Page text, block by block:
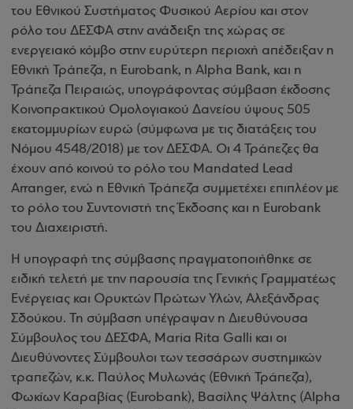
του Εθνικού Συστήματος Φυσικού Αερίου και στον
ρόλο του ΔΕΣΦΑ στην ανάδειξη της χώρας σε
ενεργειακό κόμβο στην ευρύτερη περιοχή απέδειξαν η
Εθνική Τράπεζα, η Eurobank, η Alpha Bank, και η
Τράπεζα Πειραιώς, υπογράφοντας σύμβαση έκδοσης
Κοινοπρακτικού Ομολογιακού Δανείου ύψους 505
εκατομμυρίων ευρώ (σύμφωνα με τις διατάξεις του
Νόμου 4548/2018) με τον ΔΕΣΦΑ. Οι 4 Τράπεζες θα
έχουν από κοινού το ρόλο του Mandated Lead
Arranger, ενώ η Εθνική Τράπεζα συμμετέχει επιπλέον με
το ρόλο του Συντονιστή της Έκδοσης και η Eurobank
του Διαχειριστή.
Η υπογραφή της σύμβασης πραγματοποιήθηκε σε
ειδική τελετή με την παρουσία της Γενικής Γραμματέως
Ενέργειας και Ορυκτών Πρώτων Υλών, Αλεξάνδρας
Σδούκου. Τη σύμβαση υπέγραψαν η Διευθύνουσα
Σύμβουλος του ΔΕΣΦΑ, Maria Rita Galli και οι
Διευθύνοντες Σύμβουλοι των τεσσάρων συστημικών
τραπεζών, κ.κ. Παύλος Μυλωνάς (Εθνική Τράπεζα),
Φωκίων Καραβίας (Eurobank), Βασίλης Ψάλτης (Alpha